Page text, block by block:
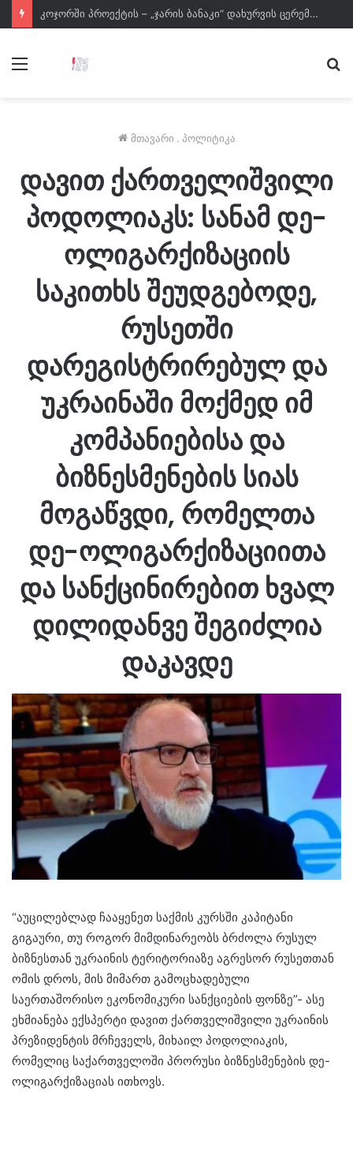
მენიუ
მთავარი . პოლიტიკა
დავით ქართველიშვილი
პოდოლიაკს: სანამ დე-
ოლიგარქიზაციის
საკითხს შეუდგებოდე,
რუსეთში
დარეგისტრირებულ და
უკრაინაში მოქმედ იმ
კომპანიებისა და
ბიზნესმენების სიას
მოგაწვდი, რომელთა
დე-ოლიგარქიზაციითა
და სანქცინირებით ხვალ
დილიდანვე შეგიძლია
დაკავდე
“აუცილებლად ჩააყენეთ საქმის კურსში კაპიტანი
გიგაური, თუ როგორ მიმდინარეობს ბრძოლა რუსულ
ბიზნესთან უკრაინის ტერიტორიაზე აგრესორ რუსეთთან
ომის დროს, მის მიმართ გამოცხადებული
საერთაშორისო ეკონომიკური სანქციების ფონზე”- ასე
ეხმიანება ექსპერტი დავით ქართველიშვილი უკრაინის
პრეზიდენტის მრჩეველს, მიხაილ პოდოლიაკის,
რომელიც საქართველოში პრორუსი ბიზნესმენების დე-
ოლიგარქიზაციას ითხოვს.